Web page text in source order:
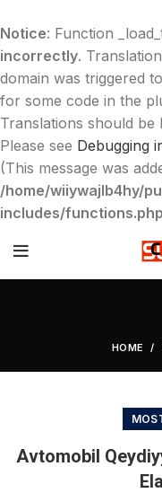
Notice: Function
incorrectly.
domain was triggered
for some code in the
Translations should be
Please see Debugging
(This message was
/home/wiiywajlb4hy/
includes/functions.php
HOME
Avtomobil